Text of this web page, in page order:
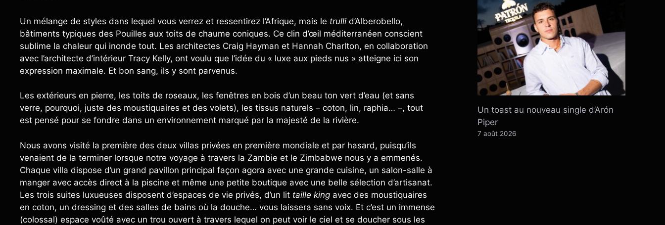
Un mélange de styles dans lequel vous verrez et ressentirez l’Afrique, mais le trullid’Alberobello,
bâtiments typiques des Pouilles aux toits de chaume coniques. Ce clin d’œil méditerranéen conscient
sublime la chaleur qui inonde tout. Les architectes Craig Hayman et Hannah Charlton, en collaboration
avec l’architecte d’intérieur Tracy Kelly, ont voulu que l’idée du « luxe aux pieds nus » atteigne ici son
expression maximale. Et bon sang, ils y sont parvenus.
Les extérieurs en pierre, les toits de roseaux, les fenêtres en bois d’un beau ton vert d’eau (et sans
verre, pourquoi, juste des moustiquaires et des volets), les tissus naturels – coton, lin, raphia… –, tout
est pensé pour se fondre dans un environnement marqué par la majesté de la rivière.
Nous avons visité la première des deux villas privées en première mondiale et par hasard, puisqu’ils
venaient de la terminer lorsque notre voyage à travers la Zambie et le Zimbabwe nous y a emmenés.
Chaque villa dispose d’un grand pavillon principal façon agora avec une grande cuisine, un salon-salle à
manger avec accès direct à la piscine et même une petite boutique avec une belle sélection d’artisanat.
Les trois suites luxueuses disposent d’espaces de vie privés, d’un lit taille king avec des moustiquaires
en coton, un dressing et des salles de bains où la douche… vous laissera sans voix. Et c’est un immense
(colossal) espace voûté avec un trou ouvert à travers lequel on peut voir le ciel et se doucher sous les
Un toast au nouveau single d’Arón
Piper
7 août 2026